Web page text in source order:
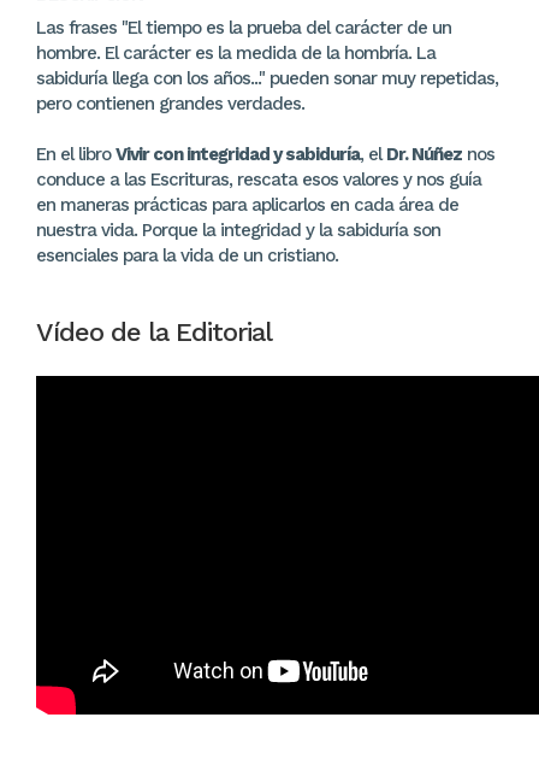
Las frases "El tiempo es la prueba del carácter de un
hombre. El carácter es la medida de la hombría. La
sabiduría llega con los años..." pueden sonar muy repetidas,
pero contienen grandes verdades.
En el libroVivir con integridad y sabiduría, elDr. Núñez nos
conduce a las Escrituras, rescata esos valores y nos guía
en maneras prácticas para aplicarlos en cada área de
nuestra vida. Porque la integridad y la sabiduría son
esenciales para la vida de un cristiano.
Vídeo de la Editorial